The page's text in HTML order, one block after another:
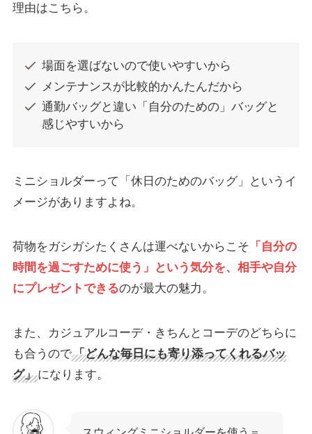
理由はこちら。
場面を選ばないので使いやすいから
メンテナンスが比較的かんたんだから
通勤バッグと違い「自分のための」バッグと
感じやすいから
ミニショルダーって「休日のためのバッグ」というイ
メージがありますよね。
荷物をガシガシたくさんは運べないからこそ 「自分の
時間を過ごすために使う」という気分を、相手や自分
にプレゼントできるのが最大の魅力。
また、カジュアルコーデ・きちんとコーデのどちらに
も合うので「どんな毎日にも寄り添ってくれるバッ
グ」になります。